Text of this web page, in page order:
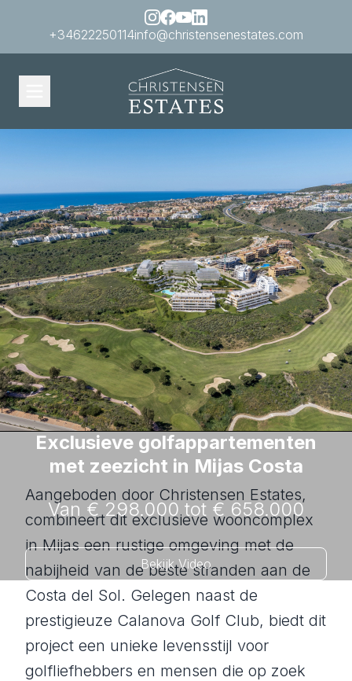
+34622250114info@christensenestates.com
Exclusieve golfappartementen
met zeezicht in Mijas Costa
Van € 298.000 tot € 658.000
Bekijk Video
Aangeboden door Christensen Estates,
combineert dit exclusieve wooncomplex
in Mijas een rustige omgeving met de
nabijheid van de beste stranden aan de
Costa del Sol. Gelegen naast de
prestigieuze Calanova Golf Club, biedt dit
project een unieke levensstijl voor
golfliefhebbers en mensen die op zoek